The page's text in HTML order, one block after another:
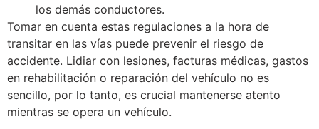
los demás conductores.
Tomar en cuenta estas regulaciones a la hora de
transitar en las vías puede prevenir el riesgo de
accidente. Lidiar con lesiones, facturas médicas, gastos
en rehabilitación o reparación del vehículo no es
sencillo, por lo tanto, es crucial mantenerse atento
mientras se opera un vehículo.